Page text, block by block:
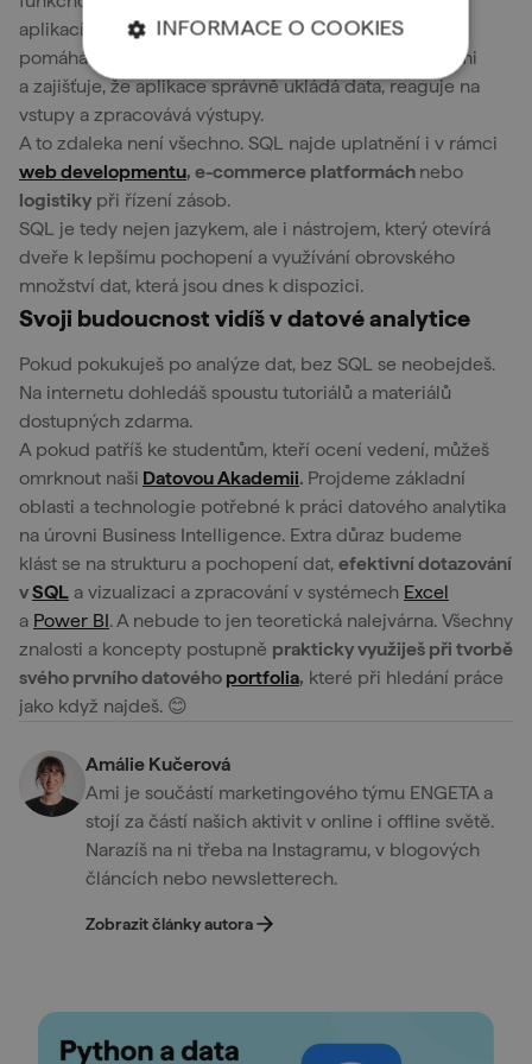
aplikací na databázi. V rámci testingu pomáhá SQL
pomáhá ověřovat, jak aplikace interagují s databázemi
a zajišťuje, že aplikace správně ukládá data, reaguje na
vstupy a zpracovává výstupy.
A to zdaleka není všechno. SQL najde uplatnění i v rámci
web developmentu, e-commerce platformách nebo
logistiky při řízení zásob.
SQL je tedy nejen jazykem, ale i nástrojem, který otevírá
dveře k lepšímu pochopení a využívání obrovského
množství dat, která jsou dnes k dispozici.
Svoji budoucnost vidíš v datové analytice
Pokud pokukuješ po analýze dat, bez SQL se neobejdeš.
Na internetu dohledáš spoustu tutoriálů a materiálů
dostupných zdarma.
A pokud patříš ke studentům, kteří ocení vedení, můžeš
omrknout naši Datovou Akademii. Projdeme základní
oblasti a technologie potřebné k práci datového analytika
na úrovni Business Intelligence. Extra důraz budeme
klást se na strukturu a pochopení dat, efektivní dotazování
vSQL a vizualizaci a zpracování v systémech Excel
a Power BI. A nebude to jen teoretická nalejvárna. Všechny
znalosti a koncepty postupně prakticky využiješ při tvorbě
svého prvního datového portfolia, které při hledání práce
jako když najdeš. 😊
Amálie Kučerová
Ami je součástí marketingového týmu ENGETA a
stojí za částí našich aktivit v online i offline světě.
Narazíš na ni třeba na Instagramu, v blogových
článcích nebo newsletterech.
Zobrazit články autora
INFORMACE O COOKIES